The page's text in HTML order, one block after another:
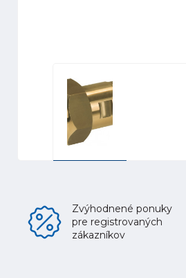
Zvýhodnené ponuky
pre registrovaných
zákazníkov